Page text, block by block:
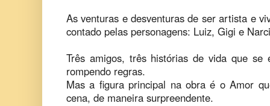
As venturas e desventuras de ser artista e
contado pelas personagens: Luiz, Gigi e
Três amigos, três histórias de vida que se
rompendo regras.
Mas a figura principal na obra é o Amor
cena, de maneira surpreendente.